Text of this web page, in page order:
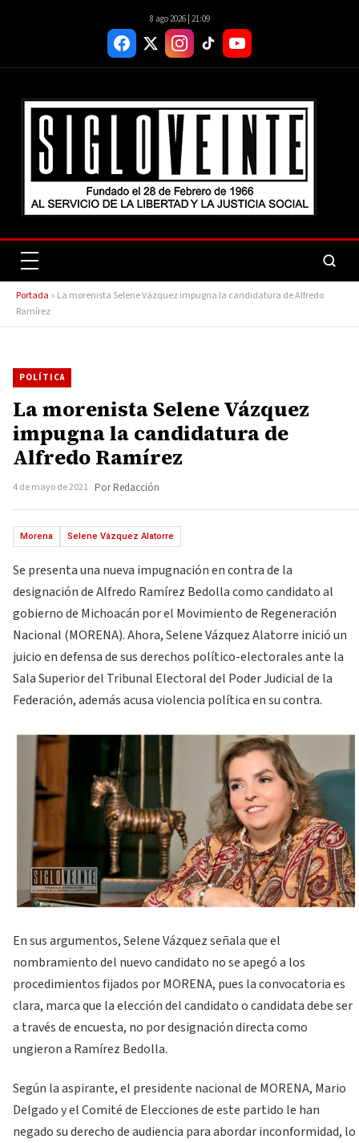
8 ago 2026 | 21:09
Portada » La morenista Selene Vázquez impugna la candidatura de Alfredo
Ramírez
POLÍTICA
La morenista Selene Vázquez
impugna la candidatura de
Alfredo Ramírez
4 de mayo de 2021 Por Redacción
Morena Selene Vázquez Alatorre
Se presenta una nueva impugnación en contra de la
designación de Alfredo Ramírez Bedolla como candidato al
gobierno de Michoacán por el Movimiento de Regeneración
Nacional (MORENA). Ahora, Selene Vázquez Alatorre inició un
juicio en defensa de sus derechos político-electorales ante la
Sala Superior del Tribunal Electoral del Poder Judicial de la
Federación, además acusa violencia política en su contra.
En sus argumentos, Selene Vázquez señala que el
nombramiento del nuevo candidato no se apegó a los
procedimientos fijados por MORENA, pues la convocatoria es
clara, marca que la elección del candidato o candidata debe ser
a través de encuesta, no por designación directa como
ungieron a Ramírez Bedolla.
Según la aspirante, el presidente nacional de MORENA, Mario
Delgado y el Comité de Elecciones de este partido le han
negado su derecho de audiencia para abordar inconformidad, lo